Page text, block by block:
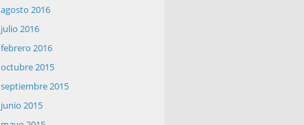
agosto 2016
julio 2016
febrero 2016
octubre 2015
septiembre 2015
junio 2015